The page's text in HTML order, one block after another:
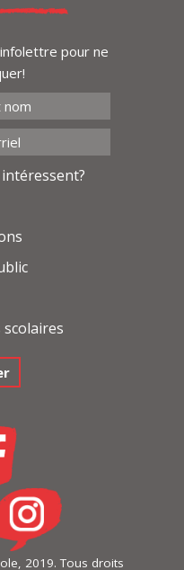
pour ne
scolaires
2019. Tous droits